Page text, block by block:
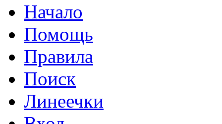
Начало
Помощь
Правила
Поиск
Линеечки